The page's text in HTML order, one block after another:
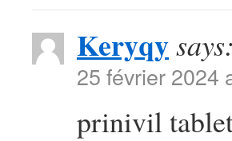
Keryqysays:
25 février 2024
prinivil